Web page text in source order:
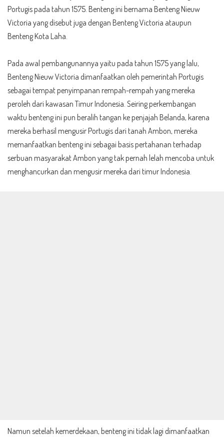
Portugis pada tahun 1575. Benteng ini bernama Benteng Nieuw
Victoria yang disebut juga dengan Benteng Victoria ataupun
Benteng Kota Laha.
Pada awal pembangunannya yaitu pada tahun 1575 yang lalu,
Benteng Nieuw Victoria dimanfaatkan oleh pemerintah Portugis
sebagai tempat penyimpanan rempah-rempah yang mereka
peroleh dari kawasan Timur Indonesia. Seiring perkembangan
waktu benteng ini pun beralih tangan ke penjajah Belanda, karena
mereka berhasil mengusir Portugis dari tanah Ambon, mereka
memanfaatkan benteng ini sebagai basis pertahanan terhadap
serbuan masyarakat Ambon yang tak pernah lelah mencoba untuk
menghancurkan dan mengusir mereka dari timur Indonesia.
Namun setelah kemerdekaan, benteng ini tidak lagi dimanfaatkan